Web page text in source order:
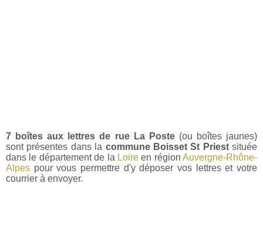
7 boîtes aux lettres de rue La Poste(ou boîtes jaunes)
sont présentes dans la commune Boisset St Priestsituée
dans le département de la Loireen région Auvergne-Rhône-
Alpes pour vous permettre d'y déposer vos lettres et votre
courrier à envoyer.